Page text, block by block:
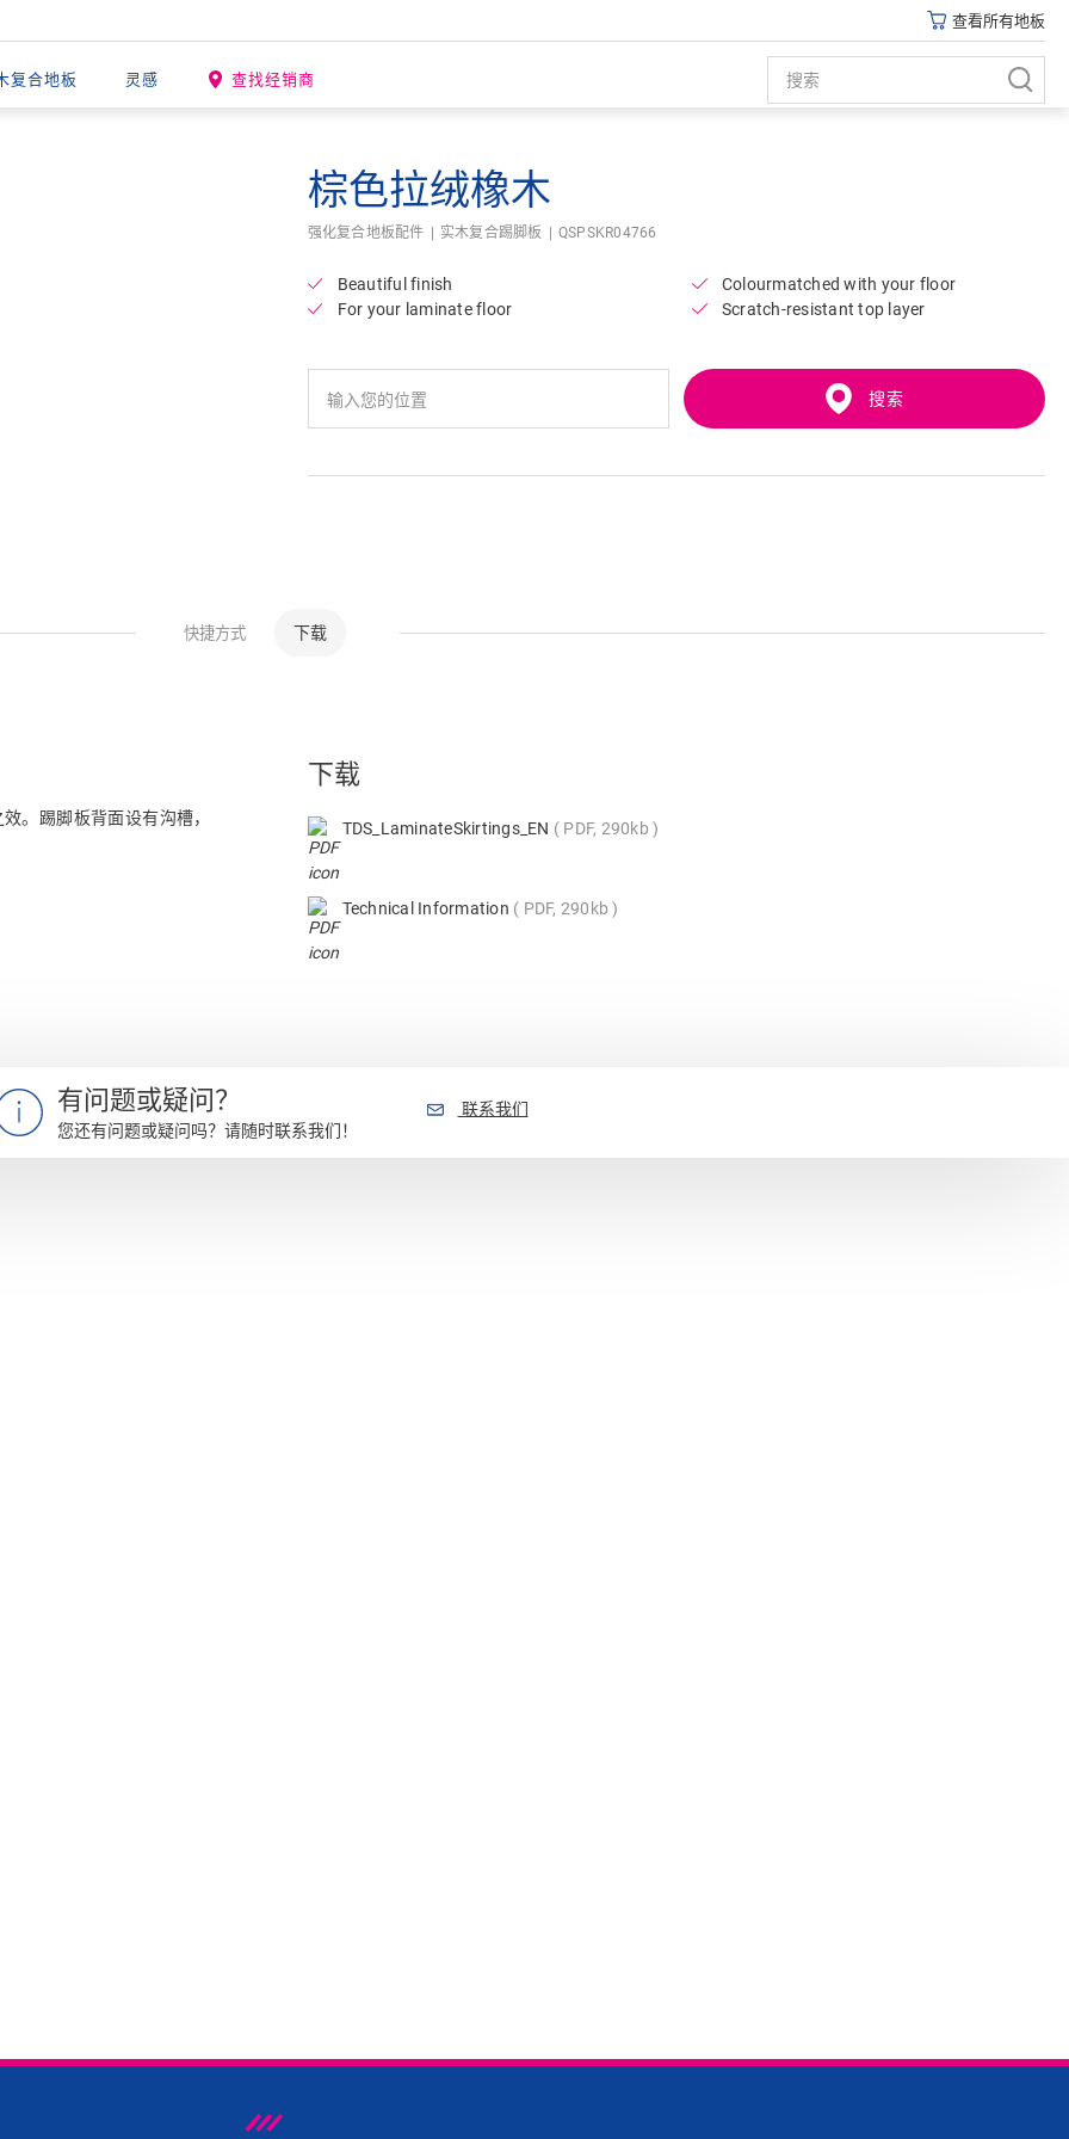
复合地板 灵感 查找经销商
查看所有地板
棕色拉绒橡木
强化复合地板配件 实木复合踢脚板 QSPSKR04766
Beautiful finish
For your laminate floor
Colourmatched with your floor
Scratch-resistant top layer
搜索
快捷方式 下载
。踢脚板背面设有沟槽，
下载
TDS_LaminateSkirtings_EN PDF, 290kb
Technical Information PDF, 290kb
有问题或疑问？
您还有问题或疑问吗？请随时联系我们！
联系我们